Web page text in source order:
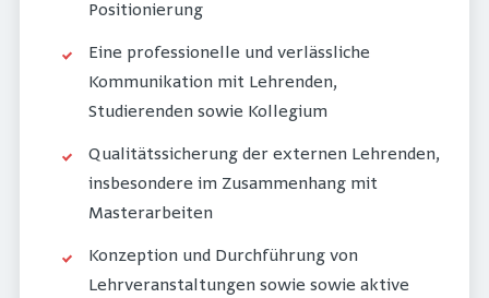
Positionierung
Eine professionelle und verlässliche
Kommunikation mit Lehrenden,
Studierenden sowie Kollegium
Qualitätssicherung der externen Lehrenden,
insbesondere im Zusammenhang mit
Masterarbeiten
Konzeption und Durchführung von
Lehrveranstaltungen sowie sowie aktive